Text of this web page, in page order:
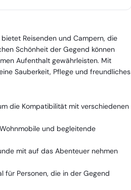
Reisenden und Campern, die
Schönheit der Gegend können
Aufenthalt gewährleisten. Mit
Sauberkeit, Pflege und freundliches
die Kompatibilität mit verschiedenen
und begleitende
mit auf das Abenteuer nehmen
für Personen, die in der Gegend